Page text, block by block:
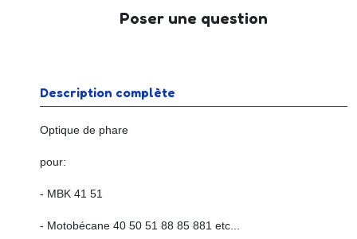
Poser une question
Description complète
Optique de phare
pour:
- MBK 41 51
- Motobécane 40 50 51 88 85 881 etc...